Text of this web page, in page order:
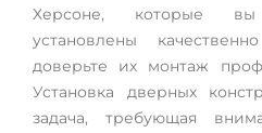
Херсоне, которые
установлены
доверьте их монтаж
Установка дверных
задача, требующая